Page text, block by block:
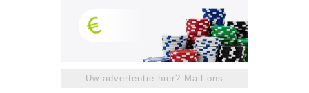
Uw advertentie hier? Mail ons